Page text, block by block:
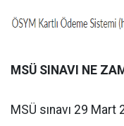
MSÜ SINAVI NE
MSÜ sınavı 29